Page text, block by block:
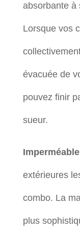
absorbante à
Lorsque vos
évacuée de
pouvez finir
sueur.
extérieures
combo. La
plus